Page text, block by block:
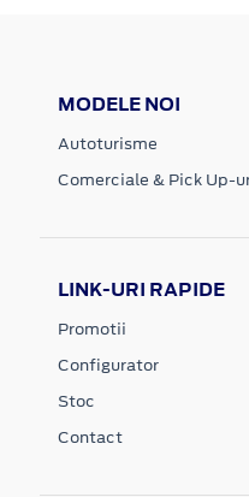
MODELE NOI
Autoturisme
Comerciale & Pick Up-
LINK-URI RAPIDE
Promotii
Configurator
Stoc
Contact